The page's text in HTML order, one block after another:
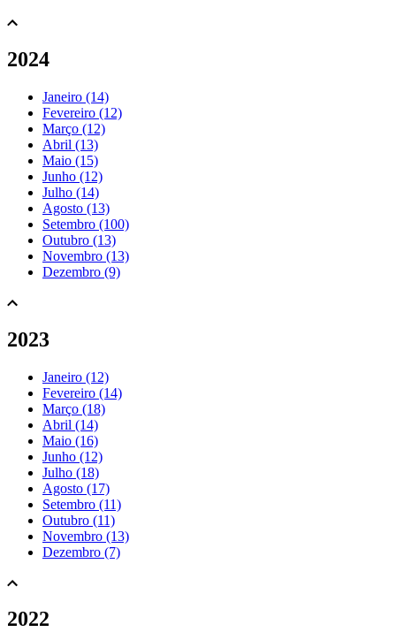
2024
Janeiro (14)
Fevereiro (12)
Março (12)
Abril (13)
Maio (15)
Junho (12)
Julho (14)
Agosto (13)
Setembro (100)
Outubro (13)
Novembro (13)
Dezembro (9)
2023
Janeiro (12)
Fevereiro (14)
Março (18)
Abril (14)
Maio (16)
Junho (12)
Julho (18)
Agosto (17)
Setembro (11)
Outubro (11)
Novembro (13)
Dezembro (7)
2022